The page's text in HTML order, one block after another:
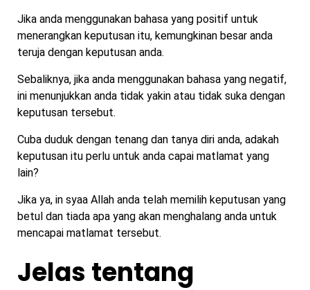
Jika anda menggunakan bahasa yang positif untuk
menerangkan keputusan itu, kemungkinan besar anda
teruja dengan keputusan anda.
Sebaliknya, jika anda menggunakan bahasa yang negatif,
ini menunjukkan anda tidak yakin atau tidak suka dengan
keputusan tersebut.
Cuba duduk dengan tenang dan tanya diri anda, adakah
keputusan itu perlu untuk anda capai matlamat yang
lain?
Jika ya, in syaa Allah anda telah memilih keputusan yang
betul dan tiada apa yang akan menghalang anda untuk
mencapai matlamat tersebut.
Jelas tentang